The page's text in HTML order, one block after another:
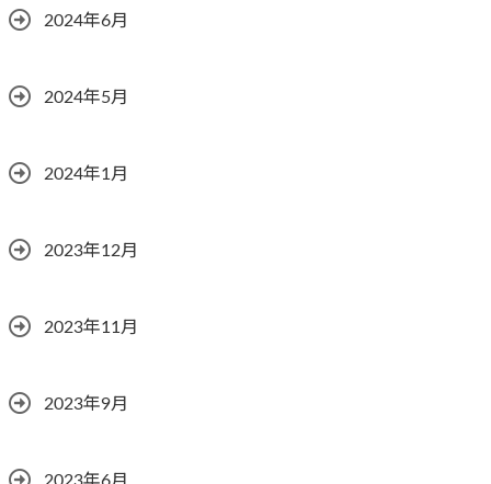
2024年6月
2024年5月
2024年1月
2023年12月
2023年11月
2023年9月